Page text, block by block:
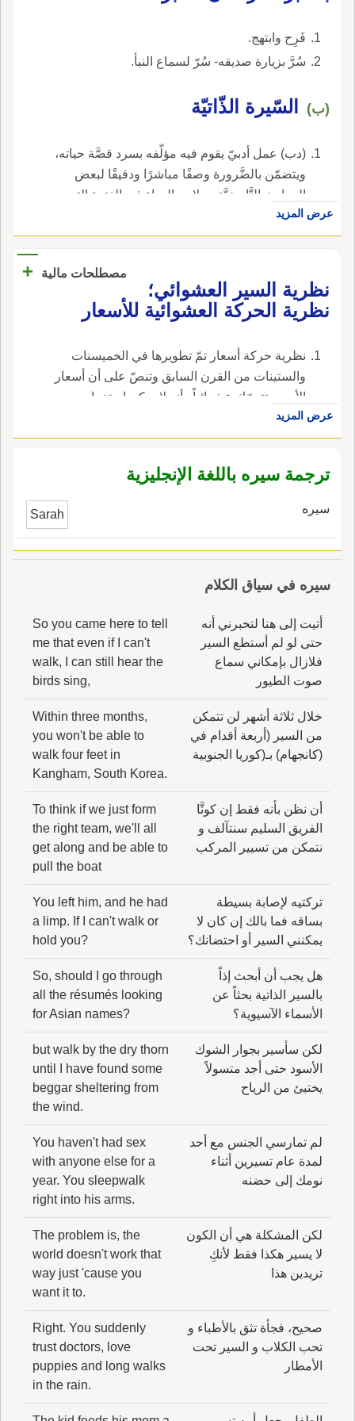
المكسورة كَثَيِّبٍ، بين بدر والمدينة قَسَمَ عنده
النبي، صلى الله عليه وسلم، غنائم بَدْرٍ وسَيَّارٌ: اسم
سَيْراً للضرورة لأَنه لم يُمْكنه سيا لأَجل الوزن فقال
سَيْرٍ؛ قال ابن بري: البيت للمُفَضَّل النُّكْرِ يذكر أَنَّ
ثعلبة بن سَيَّار كان في أَسرِه؛ وبعده يَظَلُّ يُساوِرُ
المَذْقاتِ فِينا يُقَادُ كأَنه جَمَلٌ زَنِيق المَذْقاتُ: جمع
مَذْقَة، اللبن المخلوط بالماء.
فَرِح وابتهج.
سُرَّ بزيارة صديقه- سُرّ لسماع النبأ.
(ب) السّيرة الذّاتيّة
(دب) عمل أدبيّ يقوم فيه مؤلّفه بسرد قصَّة حياته،
ويتضمّن بالضَّرورة وصفًا مباشرًا ودقيقًا لبعض
الحوادث التَّاريخيَّة وملامح الحياة في الفترة التي
عاش فيها صاحب السِّيرة.عرض المزيد
مصطلحات مالية
+
نظرية السير العشوائي؛
نظرية الحركة العشوائية للأسعار
نظرية حركة أسعار تمّ تطويرها في الخميسنات
والستينات من القرن السابق وتنصّ على أن أسعار
الأسهم تتحرّك عشوائياً وأنه لا يمكن استخدام
الأسعار السابقة للتنبّؤ بارتفاعها أو هبوطها. تطوّرت
هذه النظرية وأصبحت ، في الإنجليزية، هي random
عرض المزيد
ترجمة سيره باللغة الإنجليزية
سيره Sarah
سيره في سياق الكلام
أتيت إلى هنا لتخبرني أنه
حتى لو لم أستطع السير
فلازال بإمكاني سماع
صوت الطيور
So you came here to tell
me that even if I can't
walk, I can still hear the
birds sing,
خلال ثلاثة أشهر لن تتمكن
من السير (أربعة أقدام في
(كانجهام) بـ(كوريا الجنوبية
Within three months,
you won't be able to
walk four feet in
Kangham, South Korea.
أن نظن بأنه فقط إن كونَّا
الفريق السليم سنتآلف و
نتمكن من تسيير المركب
To think if we just form
the right team, we'll all
get along and be able to
pull the boat
تركتيه لإصابة بسيطة
بساقه فما بالك إن كان لا
يمكنني السير أو احتضانك؟
You left him, and he had
a limp. If I can't walk or
hold you?
هل يجب أن أبحث إذاً
بالسير الذاتية بحثاً عن
الأسماء الآسيوية؟
So, should I go through
all the résumés looking
for Asian names?
لكن سأسير بجوار الشوك
الأسود حتى أجد متسولاً
يختبئ من الرياح
but walk by the dry thorn
until I have found some
beggar sheltering from
the wind.
لم تمارسي الجنس مع أحد
لمدة عام تسيرين أثناء
نومك إلى حضنه
You haven't had sex
with anyone else for a
year. You sleepwalk
right into his arms.
لكن المشكلة هي أن الكون
لا يسير هكذا فقط لأنكِ
تريدين هذا
The problem is, the
world doesn't work that
way just 'cause you
want it to.
صحيح، فجأة تثق بالأطباء و
تحب الكلاب و السير تحت
الأمطار
Right. You suddenly
trust doctors, love
puppies and long walks
in the rain.